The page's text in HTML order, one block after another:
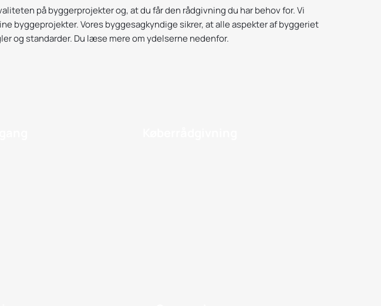
på byggerprojekter og, at du får den rådgivning du har behov for. Vi
byggeprojekter. Vores byggesagkyndige sikrer, at alle aspekter af byggeriet
og standarder. Du læse mere om ydelserne nedenfor.